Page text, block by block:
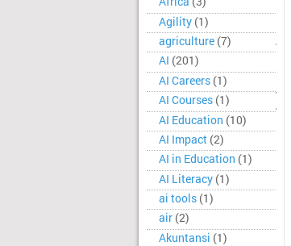
Agility (1)
agriculture (7)
AI (201)
AI Careers (1)
AI Courses (1)
AI Education (10)
AI Impact (2)
AI in Education (1)
AI Literacy (1)
ai tools (1)
air (2)
Akuntansi (1)
·
·
·